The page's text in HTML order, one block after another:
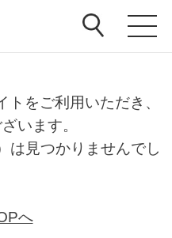
をご利用いただき、
います。
は見つかりませんでし
へ